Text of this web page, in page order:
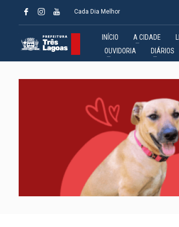
Cada Dia Melhor
INÍCIO A CIDADE
OUVIDORIA
DIÁRIOS